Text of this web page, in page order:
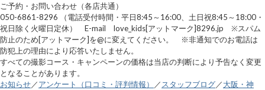
ご予約・お問い合わせ（各店共通）
050-6861-8296 （電話受付時間・平日8:45～16:00、土日祝8:45～18:00・
祝日除く火曜日定休） E-mail love_kids[アットマーク]8296.jp ※スパム
防止のため[アットマーク]を@に変えてください。 ※非通知でのお電話は
防犯上の理由により応答いたしません。
すべての撮影コース・キャンペーンの価格は当店の判断により予告なく変更
となることがあります。
お知らせ／アンケート（口コミ・評判情報） ／ スタッフブログ／大阪・神